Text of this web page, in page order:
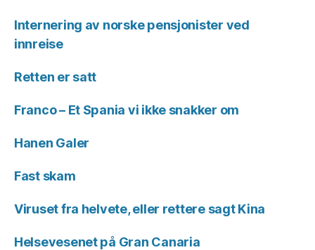
Internering av norske pensjonister ved
innreise
Retten er satt
Franco – Et Spania vi ikke snakker om
Hanen Galer
Fast skam
Viruset fra helvete, eller rettere sagt Kina
Helsevesenet på Gran Canaria